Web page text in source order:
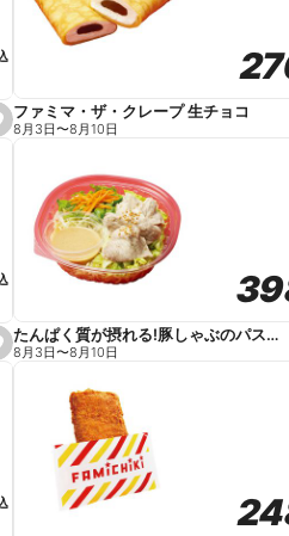
ファミマ・ザ・クレープ 生チョコ
8月3日〜8月10日
たんぱく質が摂れる!豚しゃぶのパスタサラダ
8月3日〜8月10日